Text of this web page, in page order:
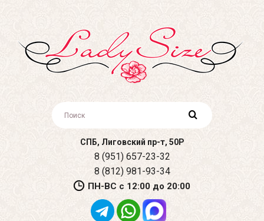
СПБ, Лиговский пр-т, 50Р
8 (951) 657-23-32
8 (812) 981-93-34
ПН-ВС с 12:00 до 20:00